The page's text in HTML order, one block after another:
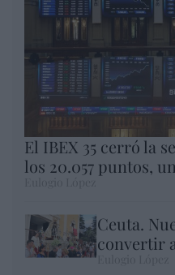
El IBEX 35 cerró la
los 20.057 puntos,
Ceuta.
convertir